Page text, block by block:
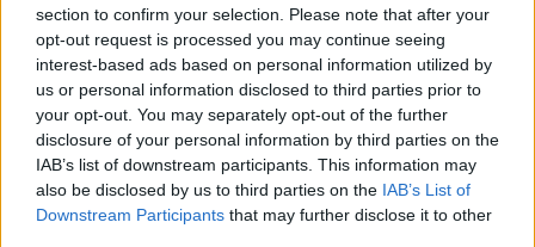
section to confirm your selection. Please note that after your
opt-out request is processed you may continue seeing
interest-based ads based on personal information utilized by
us or personal information disclosed to third parties prior to
your opt-out. You may separately opt-out of the further
disclosure of your personal information by third parties on the
IAB’s list of downstream participants. This information may
also be disclosed by us to third parties on the IAB’s List of
Downstream Participants that may further disclose it to other
szám címében is benne van a neve
The Weeknd dalt ír Selena Gomezről, és még a
szám címében is benne van a neve